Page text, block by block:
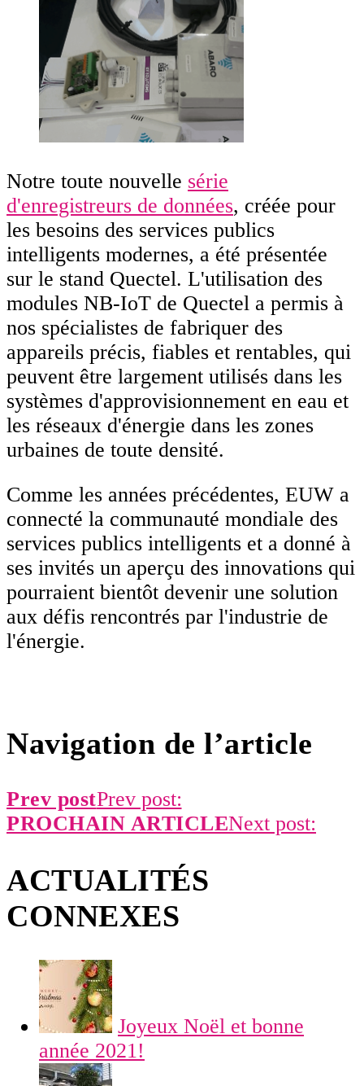
Notre toute nouvelle série
d'enregistreurs de données, créée pour
les besoins des services publics
intelligents modernes, a été présentée
sur le stand Quectel. L'utilisation des
modules NB-IoT de Quectel a permis à
nos spécialistes de fabriquer des
appareils précis, fiables et rentables, qui
peuvent être largement utilisés dans les
systèmes d'approvisionnement en eau et
les réseaux d'énergie dans les zones
urbaines de toute densité.
Comme les années précédentes, EUW a
connecté la communauté mondiale des
services publics intelligents et a donné à
ses invités un aperçu des innovations qui
pourraient bientôt devenir une solution
aux défis rencontrés par l'industrie de
l'énergie.
Navigation de l’article
Prev postPrev post:
PROCHAIN ​​ARTICLENext post:
ACTUALITÉS
CONNEXES
Joyeux Noël et bonne
année 2021!